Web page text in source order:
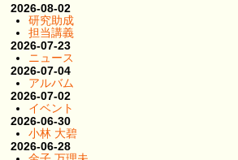
2026-08-02
研究助成
担当講義
2026-07-23
ニュース
2026-07-04
アルバム
2026-07-02
イベント
2026-06-30
小林 大碧
2026-06-28